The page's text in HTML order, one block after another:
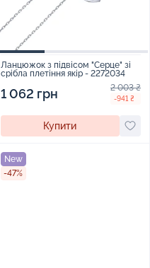
Ланцюжок з підвісом "Серце" зі
срібла плетіння якір - 2272034
1 062 грн 2 003 ₴
-941 ₴
Купити
New
-47%